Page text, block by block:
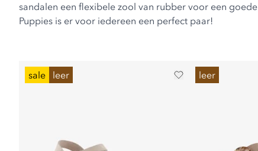
sandalen een flexibele zool van rubber voor een
Puppies is er voor iedereen een perfect paar!
sale leer leer